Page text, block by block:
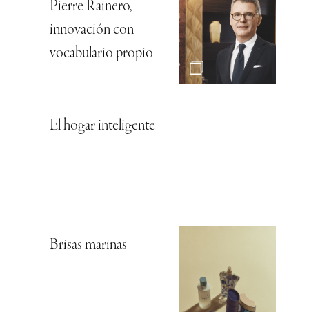
Pierre Rainero,
innovación con
vocabulario propio
El hogar inteligente
Brisas marinas